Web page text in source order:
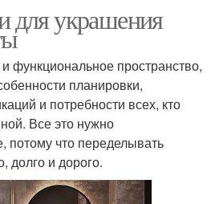
для украшения
функциональное пространство,
планировки,
и потребности всех, кто
Все это нужно
потому что переделывать
долго и дорого.